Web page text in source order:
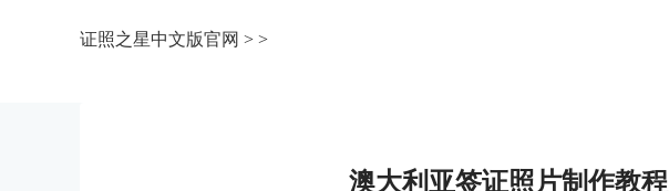
证照之星中文版官网 > >
澳大利亚签证照片制作教程